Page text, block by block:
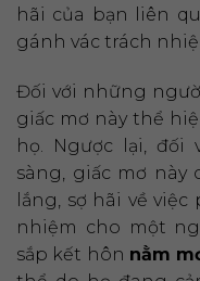
hãi của bạn liên
gánh vác trách
Đối với những
giấc mơ này thể
họ. Ngược lại, đối
sàng, giấc mơ
lắng, sợ hãi về
nhiệm cho một
sắp kết hôn nằm